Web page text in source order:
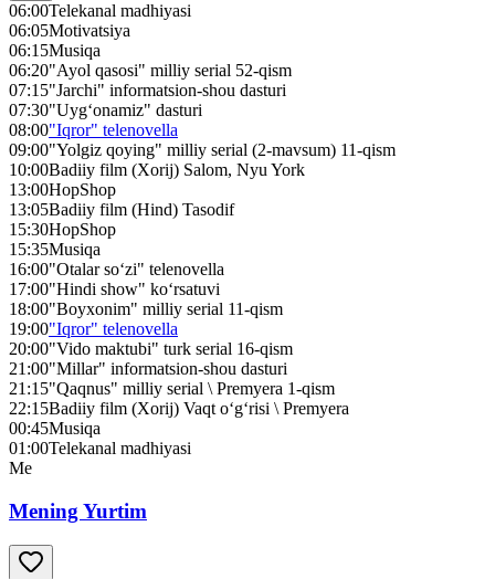
06:00Telekanal madhiyasi
06:05Motivatsiya
06:15Musiqa
06:20"Ayol qasosi" milliy serial 52-qism
07:15"Jarchi" informatsion-shou dasturi
07:30"Uyg‘onamiz" dasturi
08:00"Iqror" telenovella
09:00"Yolgiz qoying" milliy serial (2-mavsum) 11-qism
10:00Badiiy film (Xorij) Salom, Nyu York
13:00HopShop
13:05Badiiy film (Hind) Tasodif
15:30HopShop
15:35Musiqa
16:00"Otalar so‘zi" telenovella
17:00"Hindi show" ko‘rsatuvi
18:00"Boyxonim" milliy serial 11-qism
19:00"Iqror" telenovella
20:00"Vido maktubi" turk serial 16-qism
21:00"Millar" informatsion-shou dasturi
21:15"Qaqnus" milliy serial \ Premyera 1-qism
22:15Badiiy film (Xorij) Vaqt o‘g‘risi \ Premyera
00:45Musiqa
01:00Telekanal madhiyasi
Me
Mening Yurtim